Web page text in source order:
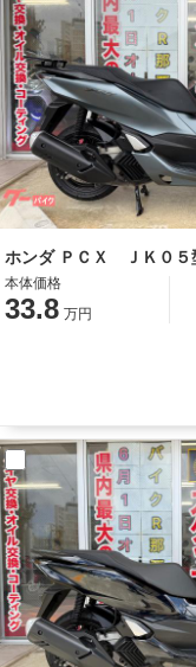
本体価格
33.8 万円